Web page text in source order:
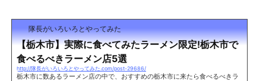
木曜日麺や 松レポート住所 栃木県足利市伊勢町1-2-1 両毛ビル1F TEL 02
84-43-2117 営業...
隊長がいろいろとやってみた
【栃木市】実際に食べてみたラーメン限定!栃木市で
食べるべきラーメン店5選
http://隊長がいろいろとやってみた.com/post-29686/
栃木市に数あるラーメン店の中で、おすすめの栃木市に来たら食べるべきラ